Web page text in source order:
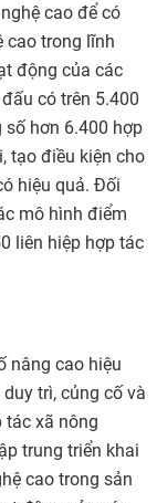
cao để có
cao trong lĩnh
động của các
có trên 5.400
hơn 6.400 hợp
tạo điều kiện cho
hiệu quả. Đối
mô hình điểm
liên hiệp hợp tác
nâng cao hiệu
trì, củng cố và
tác xã nông
trung triển khai
cao trong sản